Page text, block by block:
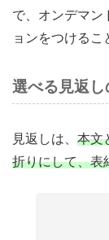
で、オンデマン
ョンをつけるこ
選べる見返し
見返しは、 本文
折りにして、表